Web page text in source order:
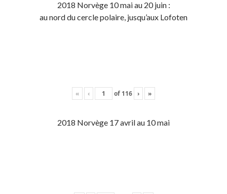
2018 Norvège 10 mai au 20 juin :
au nord du cercle polaire, jusqu’aux Lofoten
« ‹ of 116 › »
2018 Norvège 17 avril au 10 mai